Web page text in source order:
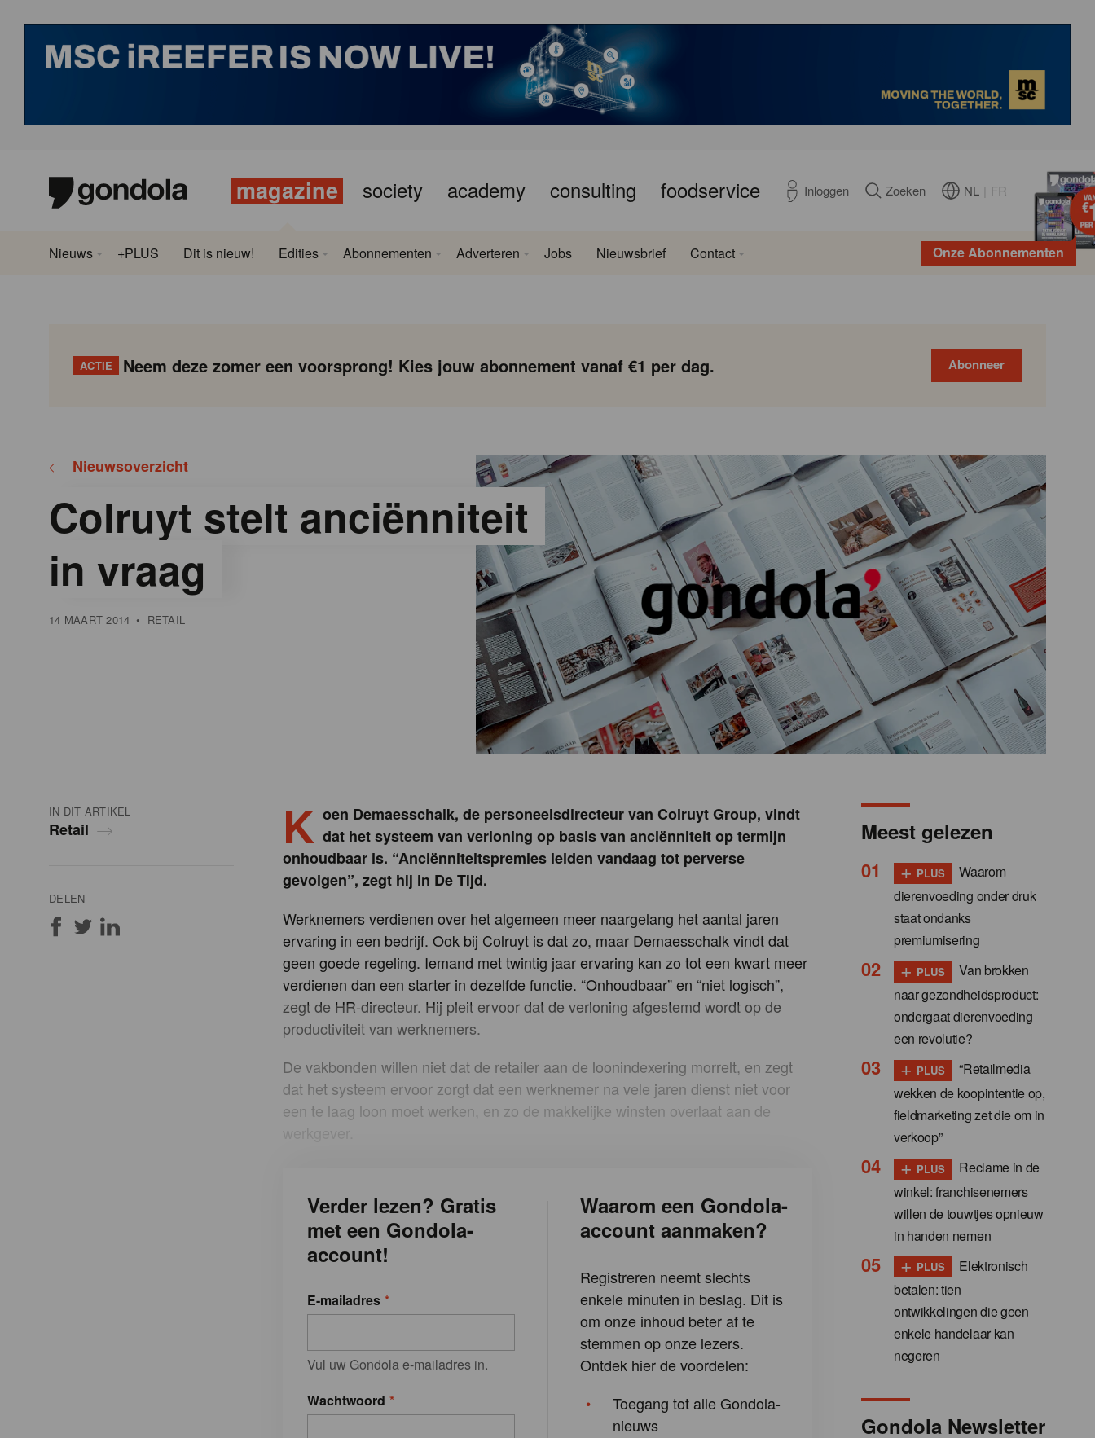
magazine society academy consulting foodservice Inloggen Zoeken NL FR
Onze Abonnementen
Nieuws +PLUS Dit is nieuw! Edities Abonnementen Adverteren Jobs Nieuwsbrief Contact
ACTIE Neem deze zomer een voorsprong! Kies jouw abonnement vanaf €1 per dag. Abonneer
Nieuwsoverzicht
Colruyt stelt anciënniteit
in vraag
14 MAART 2014 • RETAIL
IN DIT ARTIKEL
Retail
DELEN
K oen Demaesschalk, de personeelsdirecteur van Colruyt Group, vindt
dat het systeem van verloning op basis van anciënniteit op termijn
onhoudbaar is. “Anciënniteitspremies leiden vandaag tot perverse
gevolgen”, zegt hij in De Tijd.
Werknemers verdienen over het algemeen meer naargelang het aantal jaren
ervaring in een bedrijf. Ook bij Colruyt is dat zo, maar Demaesschalk vindt dat
geen goede regeling. Iemand met twintig jaar ervaring kan zo tot een kwart meer
verdienen dan een starter in dezelfde functie. “Onhoudbaar” en “niet logisch”,
zegt de HR-directeur. Hij pleit ervoor dat de verloning afgestemd wordt op de
productiviteit van werknemers.
De vakbonden willen niet dat de retailer aan de loonindexering morrelt, en zegt
dat het systeem ervoor zorgt dat een werknemer na vele jaren dienst niet voor
een te laag loon moet werken, en zo de makkelijke winsten overlaat aan de
werkgever.
Verder lezen? Gratis
met een Gondola-
account!
E-mailadres
Vul uw Gondola e-mailadres in.
Wachtwoord
Waarom een Gondola-
account aanmaken?
Registreren neemt slechts
enkele minuten in beslag. Dit is
om onze inhoud beter af te
stemmen op onze lezers.
Ontdek hier de voordelen:
Toegang tot alle Gondola-
nieuws
Meest gelezen
+ PLUS
Waarom
dierenvoeding onder druk
staat ondanks
premiumisering
+ PLUS
Van brokken
naar gezondheidsproduct:
ondergaat dierenvoeding
een revolutie?
+ PLUS
“Retailmedia
wekken de koopintentie op,
fieldmarketing zet die om in
verkoop”
+ PLUS
Reclame in de
winkel: franchisenemers
willen de touwtjes opnieuw
in handen nemen
+ PLUS
Elektronisch
betalen: tien
ontwikkelingen die geen
enkele handelaar kan
negeren
Gondola Newsletter